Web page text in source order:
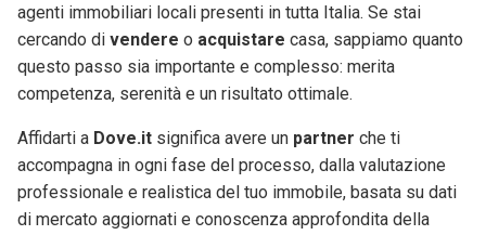
agenti immobiliari locali presenti in tutta Italia. Se stai
cercando di vendere o acquistare casa, sappiamo quanto
questo passo sia importante e complesso: merita
competenza, serenità e un risultato ottimale.
Affidarti a Dove.it significa avere un partner che ti
accompagna in ogni fase del processo, dalla valutazione
professionale e realistica del tuo immobile, basata su dati
di mercato aggiornati e conoscenza approfondita della